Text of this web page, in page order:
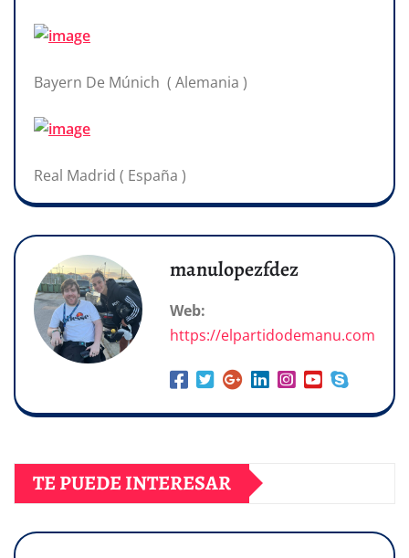
Bayern De Múnich ( Alemania )
Real Madrid ( España )
manulopezfdez
Web:
https://elpartidodemanu.com
TE PUEDE INTERESAR